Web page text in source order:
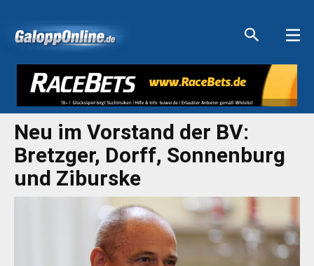
Neu im Vorstand der BV:
Bretzger, Dorff, Sonnenburg
und Ziburske